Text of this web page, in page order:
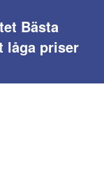
Bästa
låga priser